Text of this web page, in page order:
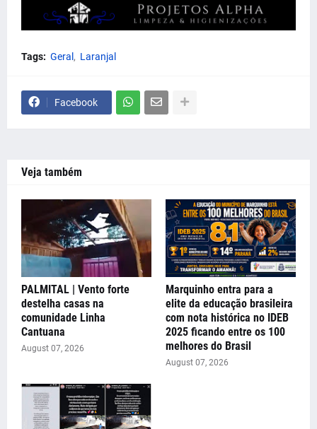
Tags: Geral Laranjal
Facebook
Veja também
PALMITAL | Vento forte
destelha casas na
comunidade Linha
Cantuana
August 07, 2026
Marquinho entra para a
elite da educação brasileira
com nota histórica no IDEB
2025 ficando entre os 100
melhores do Brasil
August 07, 2026